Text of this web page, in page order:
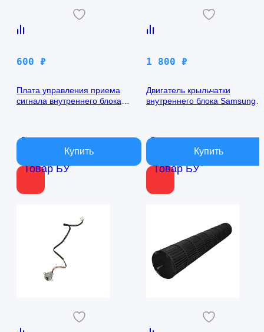
Товар БУ
600 ₽
Плата управления приема
сигнала внутреннего блока
В наличии
Товар БУ
1 800 ₽
Двигатель крыльчатки
внутреннего блока Samsung
В наличии